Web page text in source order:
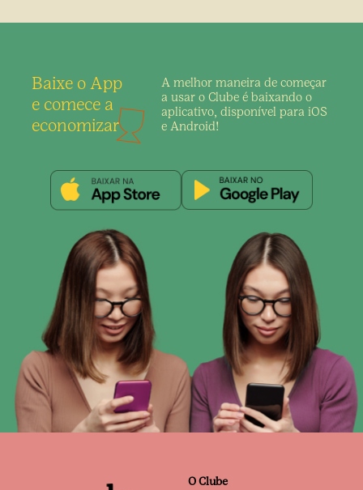
Baixe o App
e comece a
economizar
A melhor maneira de começar
a usar o Clube é baixando o
aplicativo, disponível para iOS
e Android!
O Clube